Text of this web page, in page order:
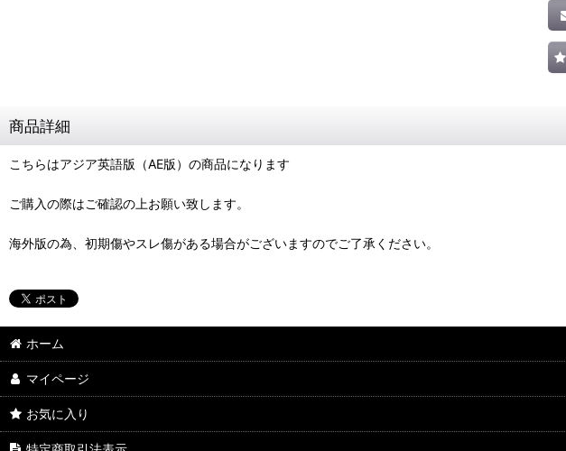
商品詳細
こちらはアジア英語版（AE版）の商品になります
ご購入の際はご確認の上お願い致します。
海外版の為、初期傷やスレ傷がある場合がございますのでご了承ください。
ホーム
マイページ
お気に入り